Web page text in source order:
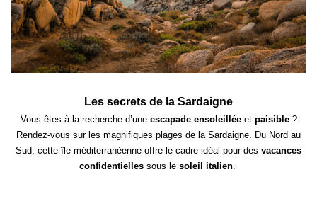
Les secrets de la Sardaigne
Vous êtes à la recherche d’une escapade ensoleilléeet paisible?
Rendez-vous sur les magnifiques plages de la Sardaigne. Du Nord au
Sud, cette île méditerranéenne offre le cadre idéal pour des vacances
confidentielles sous lesoleil italien.